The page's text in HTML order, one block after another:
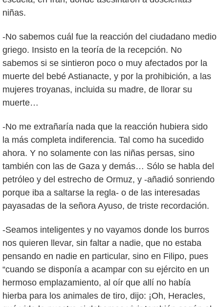
niñas.
-No sabemos cuál fue la reacción del ciudadano medio
griego. Insisto en la teoría de la recepción. No
sabemos si se sintieron poco o muy afectados por la
muerte del bebé Astianacte, y por la prohibición, a las
mujeres troyanas, incluida su madre, de llorar su
muerte…
-No me extrañaría nada que la reacción hubiera sido
la más completa indiferencia. Tal como ha sucedido
ahora. Y no solamente con las niñas persas, sino
también con las de Gaza y demás… Sólo se habla del
petróleo y del estrecho de Ormuz, y -añadió sonriendo
porque iba a saltarse la regla- o de las interesadas
payasadas de la señora Ayuso, de triste recordación.
-Seamos inteligentes y no vayamos donde los burros
nos quieren llevar, sin faltar a nadie, que no estaba
pensando en nadie en particular, sino en Filipo, pues
“cuando se disponía a acampar con su ejército en un
hermoso emplazamiento, al oír que allí no había
hierba para los animales de tiro, dijo: ¡Oh, Heracles,